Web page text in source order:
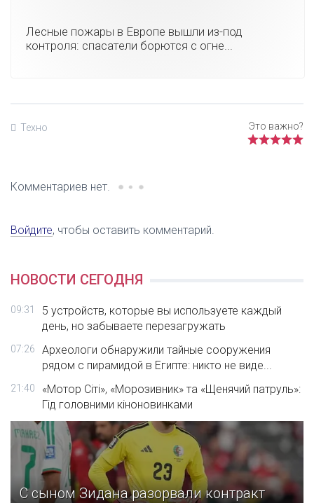
Лесные пожары в Европе вышли из-под
контроля: спасатели борются с огне...
Техно
Комментариев нет.
Войдите, чтобы оставить комментарий.
НОВОСТИ СЕГОДНЯ
09:31
5 устройств, которые вы используете каждый
день, но забываете перезагружать
07:26
Археологи обнаружили тайные сооружения
рядом с пирамидой в Египте: никто не виде...
21:40
«Мотор Сіті», «Морозивник» та «Щенячий патруль»:
Гід головними кіноновинками
С сыном Зидана разорвали контракт